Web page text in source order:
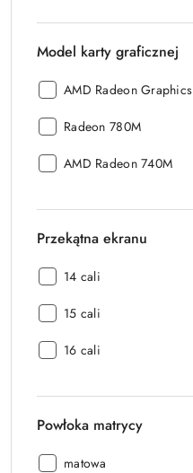
Model karty graficznej
Model
graficznej:
AMD Radeon Graphics
Model
graficznej:
Radeon 780M
Model
AMD Radeon 740M
Przekątna ekranu
Przekątna
14 cali
Przekątna
15 cali
Przekątna
16 cali
Powłoka matrycy
Powłoka
matowa